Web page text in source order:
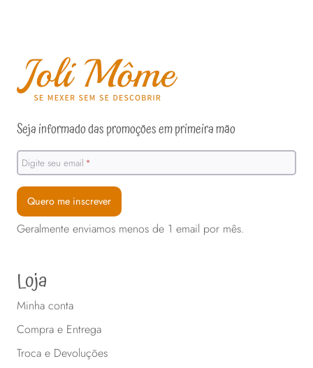
várias
variantes.
As
podem
ser
escolhidas
página
do
Seja informado das promoções em primeira mão
Digite seu email *
Quero me inscrever
Geralmente enviamos menos de 1 email por mês.
Loja
Minha conta
Compra e Entrega
Troca e Devoluções